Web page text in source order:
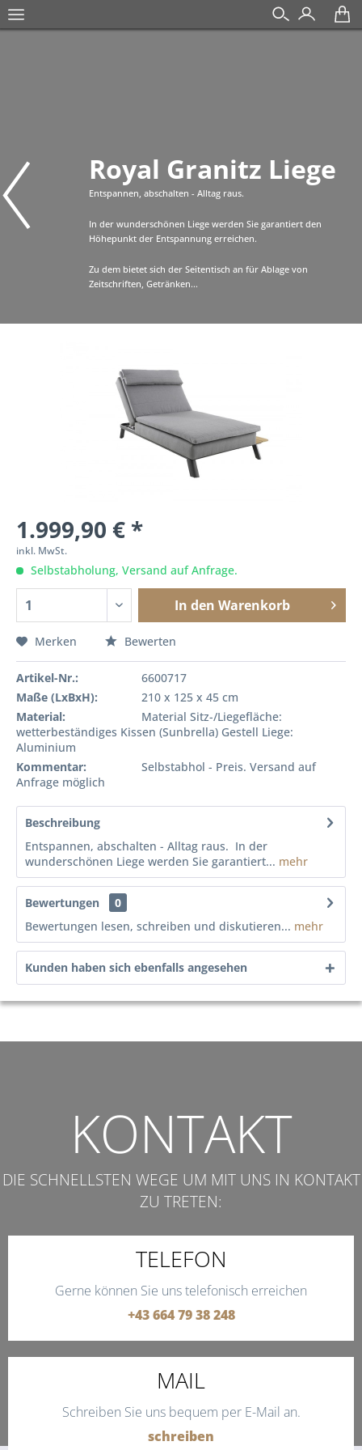
Royal Granitz Liege
Entspannen, abschalten - Alltag raus.
In der wunderschönen Liege werden Sie garantiert den
Höhepunkt der Entspannung erreichen.
Zu dem bietet sich der Seitentisch an für Ablage von
Zeitschriften, Getränken...
1.999,90 € *
inkl. MwSt.
Selbstabholung, Versand auf Anfrage.
In den Warenkorb
Merken Bewerten
Artikel-Nr.:
6600717
Maße (LxBxH):
210 x 125 x 45 cm
Material:
Material Sitz-/Liegefläche:
wetterbeständiges Kissen (Sunbrella) Gestell Liege:
Aluminium
Kommentar:
Selbstabhol - Preis. Versand auf
Anfrage möglich
Beschreibung
Entspannen, abschalten - Alltag raus. In der
wunderschönen Liege werden Sie garantiert... mehr
Bewertungen
0
Bewertungen lesen, schreiben und diskutieren... mehr
Kunden haben sich ebenfalls angesehen
KONTAKT
DIE SCHNELLSTEN WEGE UM MIT UNS IN KONTAKT
ZU TRETEN:
TELEFON
Gerne können Sie uns telefonisch erreichen
+43 664 79 38 248
MAIL
Schreiben Sie uns bequem per E-Mail an.
schreiben